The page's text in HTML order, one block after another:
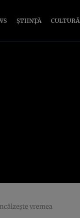
ȘTIINȚĂ CULTURĂ
vremea